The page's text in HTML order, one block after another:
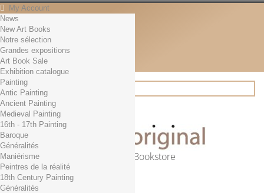
My Account
Contact
English
English
Français
News
Search
Online Art Bookstore
Cart (empty)
No products
News
New Art Books
Notre sélection
Grandes expositions
Art Book Sale
Exhibition catalogue
Painting
Antic Painting
Ancient Painting
Medieval Painting
16th - 17th Painting
Baroque
Généralités
Maniérisme
Peintres de la réalité
18th Century Painting
Généralités